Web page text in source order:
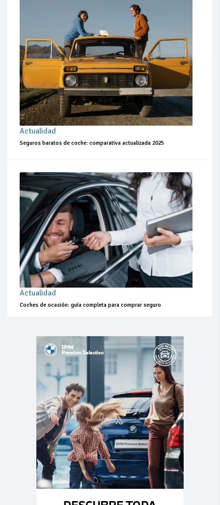
Actualidad
Seguros baratos de coche: comparativa actualizada 2025
Actualidad
Coches de ocasión: guía completa para comprar seguro